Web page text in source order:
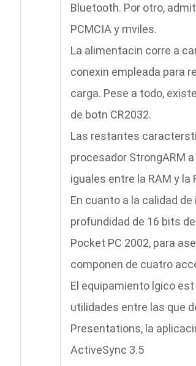
Bluetooth. Por otro,
PCMCIA y mviles.
La alimentacin corre a
conexin empleada para
carga. Pese a todo,
de botn CR2032.
Las restantes
procesador StrongARM
iguales entre la RAM y
En cuanto a la calidad
profundidad de 16 bits
Pocket PC 2002, para
componen de cuatro
El equipamiento lgico
utilidades entre las que
Presentations, la
ActiveSync 3.5